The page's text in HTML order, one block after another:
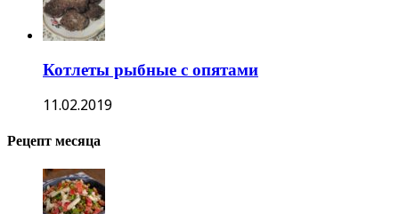
Котлеты рыбные с опятами
11.02.2019
Рецепт месяца